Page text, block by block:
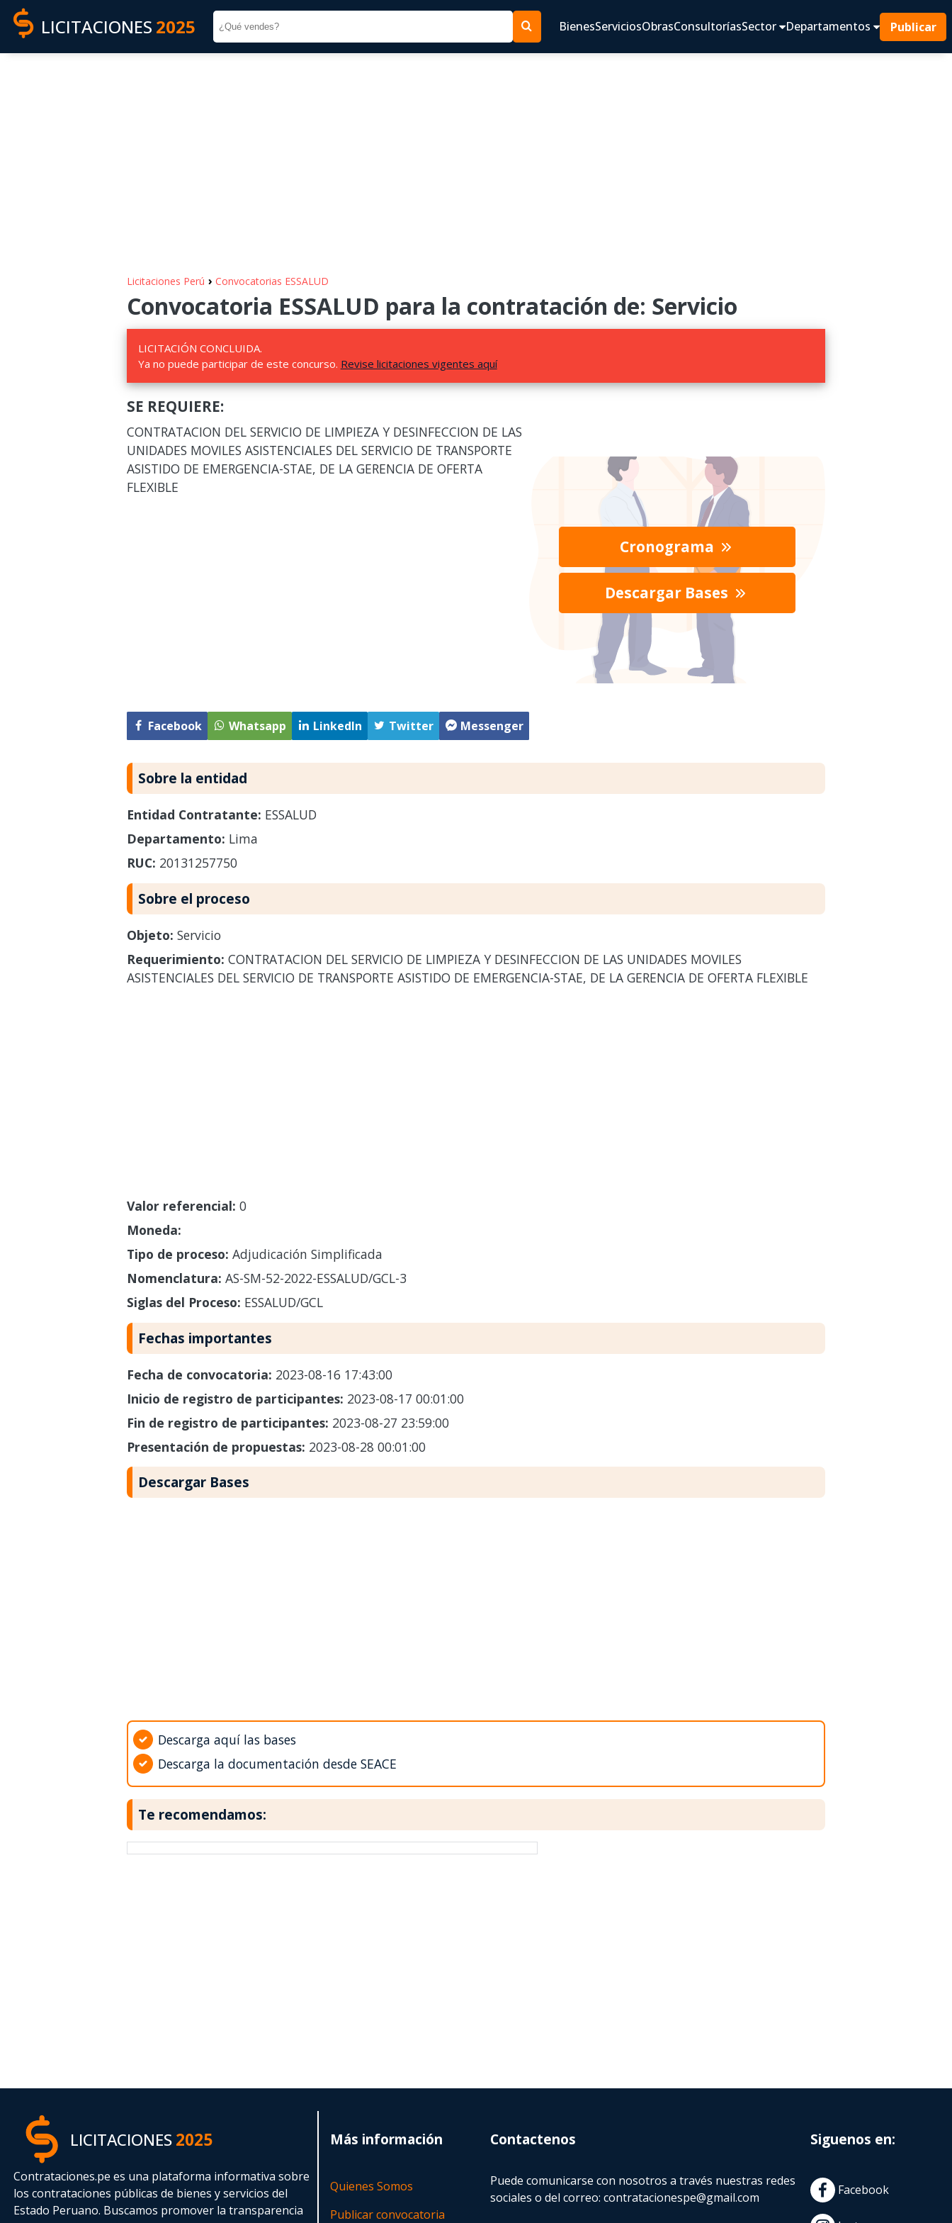
LICITACIONES 2025 BienesServiciosObrasConsultoríasSector Departamentos Publicar
Licitaciones Perú › Convocatorias ESSALUD
Convocatoria ESSALUD para la contratación de: Servicio
LICITACIÓN CONCLUIDA.
Ya no puede participar de este concurso. Revise licitaciones vigentes aquí
SE REQUIERE:
CONTRATACION DEL SERVICIO DE LIMPIEZA Y DESINFECCION DE LAS
UNIDADES MOVILES ASISTENCIALES DEL SERVICIO DE TRANSPORTE
ASISTIDO DE EMERGENCIA-STAE, DE LA GERENCIA DE OFERTA
FLEXIBLE
Facebook Whatsapp LinkedIn Twitter Messenger
Cronograma
Descargar Bases
Sobre la entidad
Entidad Contratante: ESSALUD
Departamento: Lima
RUC: 20131257750
Sobre el proceso
Objeto: Servicio
Requerimiento: CONTRATACION DEL SERVICIO DE LIMPIEZA Y DESINFECCION DE LAS UNIDADES MOVILES
ASISTENCIALES DEL SERVICIO DE TRANSPORTE ASISTIDO DE EMERGENCIA-STAE, DE LA GERENCIA DE OFERTA FLEXIBLE
Valor referencial: 0
Moneda:
Tipo de proceso: Adjudicación Simplificada
Nomenclatura: AS-SM-52-2022-ESSALUD/GCL-3
Siglas del Proceso: ESSALUD/GCL
Fechas importantes
Fecha de convocatoria: 2023-08-16 17:43:00
Inicio de registro de participantes: 2023-08-17 00:01:00
Fin de registro de participantes: 2023-08-27 23:59:00
Presentación de propuestas: 2023-08-28 00:01:00
Descargar Bases
Descarga aquí las bases
Descarga la documentación desde SEACE
Te recomendamos:
LICITACIONES2025
Contrataciones.pe es una plataforma informativa sobre
los contrataciones públicas de bienes y servicios del
Estado Peruano. Buscamos promover la transparencia
Más información
Quienes Somos
Publicar convocatoria
Contactenos
Puede comunicarse con nosotros a través nuestras redes
sociales o del correo:contratacionespe@gmail.com
Siguenos en:
Facebook